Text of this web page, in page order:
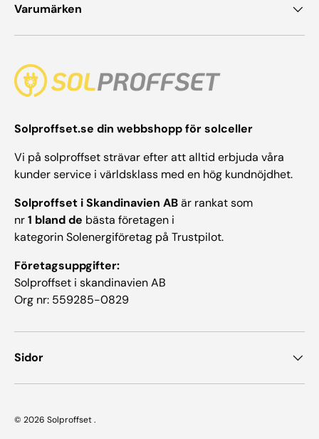
Varumärken
Solproffset.se din webbshopp för solceller
Vi på solproffset strävar efter att alltid erbjuda våra
kunder service i världsklass med en hög kundnöjdhet.
Solproffset i Skandinavien ABär rankat som
nr1 bland de bästa företagen i
kategorin Solenergiföretag på Trustpilot.
Företagsuppgifter:
Solproffset i skandinavien AB
Org nr: 559285-0829
Sidor
© 2026 Solproffset.